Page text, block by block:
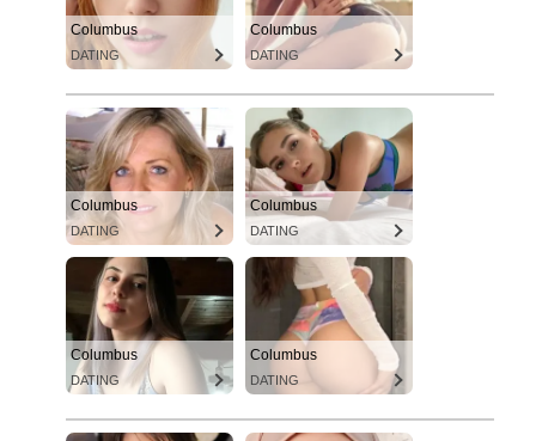
Columbus
DATING
Columbus
DATING
Columbus
DATING
Columbus
DATING
Columbus
DATING
Columbus
DATING